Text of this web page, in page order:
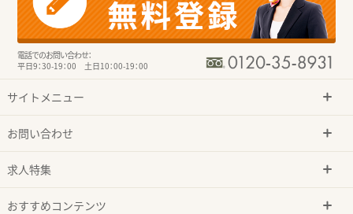
電話でのお問い合わせ：
平日9：30-19：00 土日10：00-19：00
サイトメニュー
お問い合わせ
求人特集
おすすめコンテンツ